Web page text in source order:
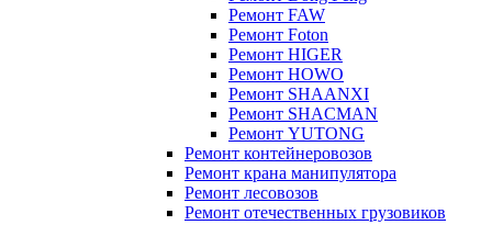
Ремонт FAW
Ремонт Foton
Ремонт HIGER
Ремонт HOWO
Ремонт SHAANXI
Ремонт SHACMAN
Ремонт YUTONG
Ремонт контейнеровозов
Ремонт крана манипулятора
Ремонт лесовозов
Ремонт отечественных грузовиков